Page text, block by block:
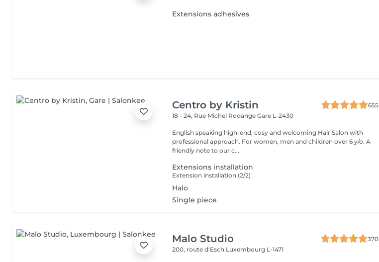
Extensions adhesives
Centro by Kristin
655
18 - 24, Rue Michel RodangeGare L-2430
English speaking high-end, cosy and welcoming Hair Salon with
professional approach. For women, men and children over 6 y/o. A
friendly note to our c...
Extensions installation
Extension installation (2/2)
Halo
Single piece
Malo Studio
370
200, route d'Esch Luxembourg L-1471